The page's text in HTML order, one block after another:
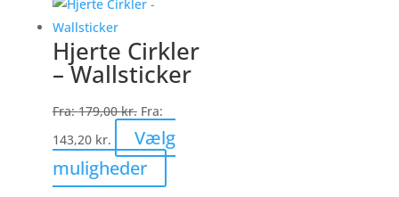
Mulighederne
kan
på
varesiden
Hjerte Cirkler
– Wallsticker
Fra:179,00kr. Fra:
143,20 kr.
Vælg
muligheder
vare